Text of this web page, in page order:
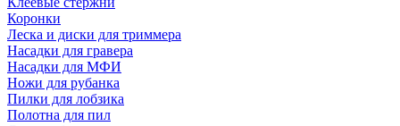
Коронки
Леска и диски для триммера
Насадки для гравера
Насадки для МФИ
Ножи для рубанка
Пилки для лобзика
Полотна для пил